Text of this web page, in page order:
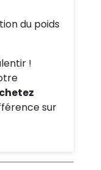
du poids
!
sur